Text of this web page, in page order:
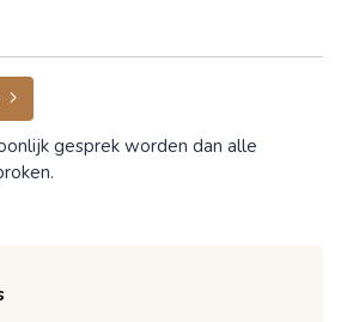
gesprek worden dan alle